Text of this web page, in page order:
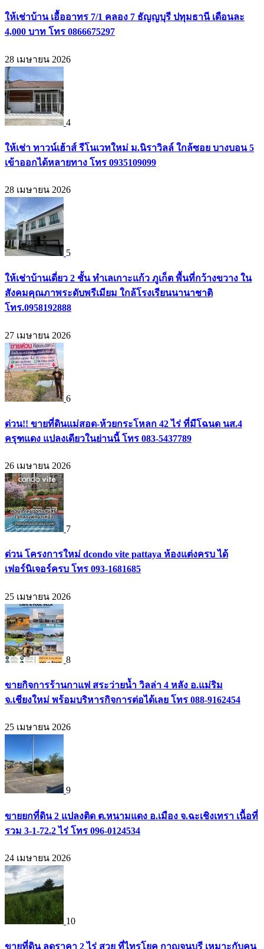
ให้เช่าบ้าน เอื้ออาทร 7/1 คลอง 7 ธัญญบุรี ปทุมธานี เดือนละ
4,000 บาท โทร 0866675297
28 เมษายน 2026
4
ให้เช่า ทาวน์เฮ้าส์ รีโนเวทใหม่ ม.นิราวิลล์ ใกล้ซอย บางบอน 5
เข้าออกได้หลายทาง โทร 0935109099
28 เมษายน 2026
5
ให้เช่าบ้านเดี่ยว 2 ชั้น ทำเลเกาะแก้ว ภูเก็ต พื้นที่กว้างขวาง ใน
สังคมคุณภาพระดับพรีเมียม ใกล้โรงเรียนนานาชาติ
โทร.0958192888
27 เมษายน 2026
6
ด่วน!! ขายที่ดินแม่สอด-ห้วยกระโหลก 42 ไร่ ที่มีโฉนด นส.4
ครุฑแดง แปลงเดียวในย่านนี้ โทร 083-5437789
26 เมษายน 2026
7
ด่วน โครงการใหม่ dcondo vite pattaya ห้องแต่งครบ ได้
เฟอร์นิเจอร์ครบ โทร 093-1681685
25 เมษายน 2026
8
ขายกิจการร้านกาแฟ สระว่ายน้ำ วิลล่า 4 หลัง อ.แม่ริม
จ.เชียงใหม่ พร้อมบริหารกิจการต่อได้เลย โทร 088-9162454
25 เมษายน 2026
9
ขายยกที่ดิน 2 แปลงติด ต.หนามแดง อ.เมือง จ.ฉะเชิงเทรา เนื้อที่
รวม 3-1-72.2 ไร่ โทร 096-0124534
24 เมษายน 2026
10
ขายที่ดิน ลดราคา 2 ไร่ สวย ที่ไทรโยค กาญจนบุรี เหมาะกับคน